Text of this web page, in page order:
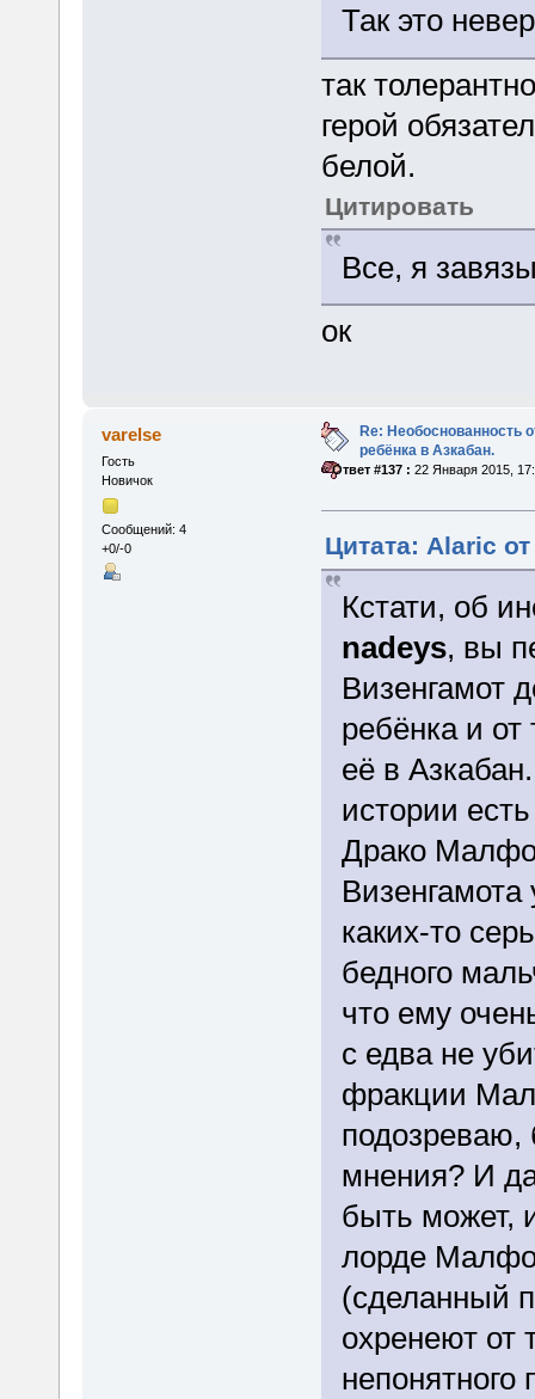
Так это
так
герой
белой.
Цитировать
Все, я
ок
varelse
Гость
Новичок
Сообщений: 4
+0/-0
Re: Необоснованность
ребёнка в Азкабан.
«Ответ #137 : 22 Января 2015,
Цитата: Alaric
Кстати, об
nadeys, вы
Визенгамот
ребёнка и от
её в
истории
Драко
каких-то
бедного
что ему
с едва не
фракции
подозреваю,
мнения? И
быть может,
лорде
(сделанный
охренеют от
непонятного